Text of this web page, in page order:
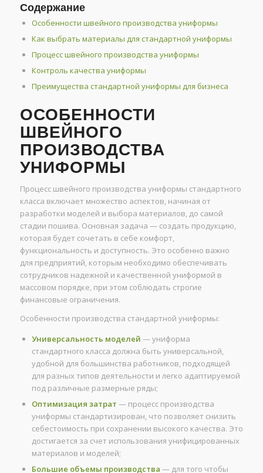
Содержание
Особенности швейного производства униформы
Как выбрать материалы для стандартной униформы
Процесс швейного производства униформы
Контроль качества униформы
Преимущества стандартной униформы для бизнеса
ОСОБЕННОСТИ
ШВЕЙНОГО
ПРОИЗВОДСТВА
УНИФОРМЫ
Процесс швейного производства униформы стандартного
класса включает множество аспектов, начиная от
разработки моделей и выбора материалов, до самой
стадии пошива. Основная задача — создать продукцию,
которая будет сочетать в себе комфорт,
функциональность и доступность. Это особенно важно
для предприятий, которым необходимо обеспечивать
сотрудников надежной и качественной униформой в
массовом порядке, при этом соблюдать строгие
финансовые ограничения.
Особенности производства стандартной униформы:
Универсальность моделей — униформа
стандартного класса должна быть универсальной,
удобной для большинства работников, подходящей
для разных типов деятельности и легко адаптируемой
под различные размерные ряды;
Оптимизация затрат — процесс производства
униформы стандартизирован, что позволяет снизить
себестоимость при сохранении высокого качества. Это
достигается за счет использования унифицированных
материалов и моделей;
Большие объемы производства — для того чтобы